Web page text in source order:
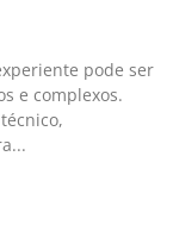
pode ser
e complexos.